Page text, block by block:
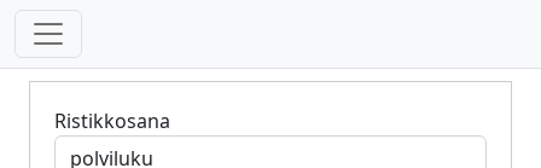
Ristikkosana